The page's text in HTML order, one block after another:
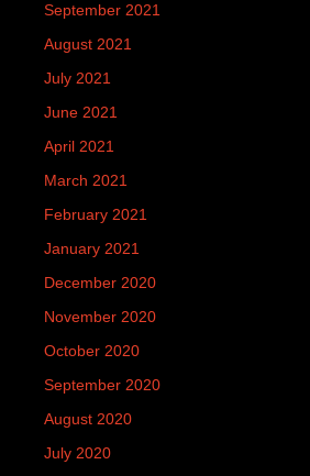
September 2021
August 2021
July 2021
June 2021
April 2021
March 2021
February 2021
January 2021
December 2020
November 2020
October 2020
September 2020
August 2020
July 2020